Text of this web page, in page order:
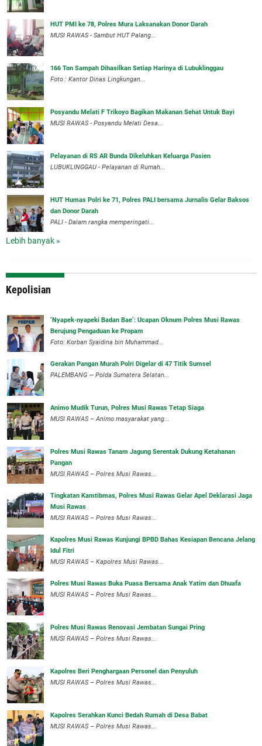
HUT PMI ke 78, Polres Mura Laksanakan Donor Darah
MUSI RAWAS - Sambut HUT Palang...
166 Ton Sampah Dihasilkan Setiap Harinya di Lubuklinggau
Foto : Kantor Dinas Lingkungan...
Posyandu Melati F Trikoyo Bagikan Makanan Sehat Untuk Bayi
MUSI RAWAS - Posyandu Melati Desa...
Pelayanan di RS AR Bunda Dikeluhkan Keluarga Pasien
LUBUKLINGGAU - Pelayanan di Rumah...
HUT Humas Polri ke 71, Polres PALI bersama Jurnalis Gelar Baksos
dan Donor Darah
PALI - Dalam rangka memperingati...
Lebih banyak »
Kepolisian
‘Nyapek-nyapeki Badan Bae’: Ucapan Oknum Polres Musi Rawas
Berujung Pengaduan ke Propam
Foto: Korban Syaidina bin Muhammad...
Gerakan Pangan Murah Polri Digelar di 47 Titik Sumsel
PALEMBANG — Polda Sumatera Selatan...
Animo Mudik Turun, Polres Musi Rawas Tetap Siaga
MUSI RAWAS – Animo masyarakat yang...
Polres Musi Rawas Tanam Jagung Serentak Dukung Ketahanan
Pangan
MUSI RAWAS – Polres Musi Rawas...
Tingkatan Kamtibmas, Polres Musi Rawas Gelar Apel Deklarasi Jaga
Musi Rawas
MUSI RAWAS – Polres Musi Rawas...
Kapolres Musi Rawas Kunjungi BPBD Bahas Kesiapan Bencana Jelang
Idul Fitri
MUSI RAWAS – Kapolres Musi Rawas...
Polres Musi Rawas Buka Puasa Bersama Anak Yatim dan Dhuafa
MUSI RAWAS – Polres Musi Rawas...
Polres Musi Rawas Renovasi Jembatan Sungai Pring
MUSI RAWAS – Polres Musi Rawas...
Kapolres Beri Penghargaan Personel dan Penyuluh
MUSI RAWAS – Polres Musi Rawas...
Kapolres Serahkan Kunci Bedah Rumah di Desa Babat
MUSI RAWAS – Polres Musi Rawas...